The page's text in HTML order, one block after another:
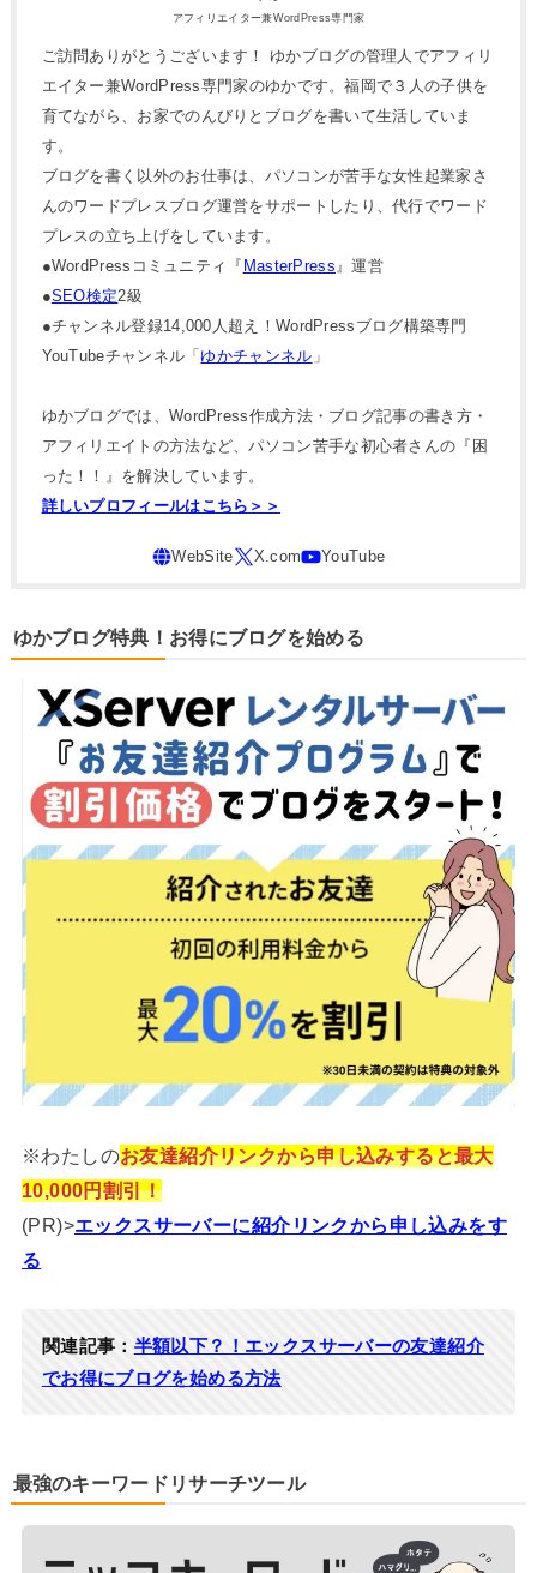
アフィリエイター兼WordPress専門家
ご訪問ありがとうございます！ ゆかブログの管理人でアフィリ
エイター兼WordPress専門家のゆかです。福岡で３人の子供を
育てながら、お家でのんびりとブログを書いて生活していま
す。
ブログを書く以外のお仕事は、パソコンが苦手な女性起業家さ
んのワードプレスブログ運営をサポートしたり、代行でワード
プレスの立ち上げをしています。
●WordPressコミュニティ『 MasterPress』運営
●SEO検定2級
●チャンネル登録14,000人超え！WordPressブログ構築専門
YouTubeチャンネル「ゆかチャンネル 」
ゆかブログでは、WordPress作成方法・ブログ記事の書き方・
アフィリエイトの方法など、パソコン苦手な初心者さんの『困
った！！』を解決しています。
詳しいプロフィールはこちら＞＞
ゆかブログ特典！お得にブログを始める
※わたしのお友達紹介リンクから申し込みすると最大
10,000円割引！
(PR)>エックスサーバーに紹介リンクから申し込みをす
る
関連記事： 半額以下？！エックスサーバーの友達紹介
でお得にブログを始める方法
最強のキーワードリサーチツール